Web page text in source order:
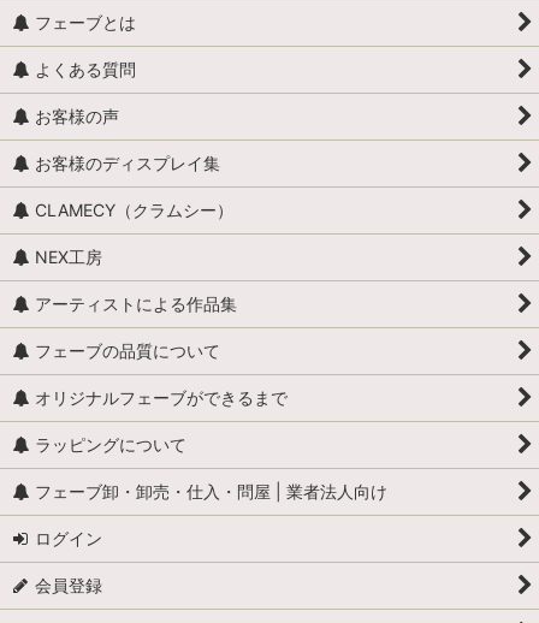
ギフトケース・クリアケース
フェーブとは
よくある質問
お客様の声
お客様のディスプレイ集
CLAMECY（クラムシー）
NEX工房
アーティストによる作品集
フェーブの品質について
オリジナルフェーブができるまで
ラッピングについて
フェーブ卸・卸売・仕入・問屋 | 業者法人向け
ログイン
会員登録